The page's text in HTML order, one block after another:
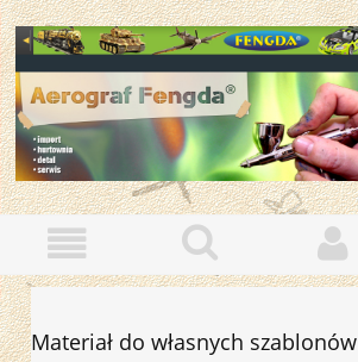
Materiał do własnych szablonów